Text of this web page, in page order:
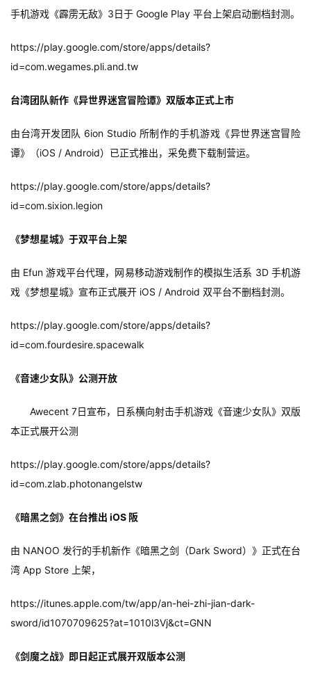
页
茶
原
戏
业
手
游
单
游
戏
休
游
戏
2
0
5
手机游戏《霹雳无敌》3日于 Google Play 平台上架启动删档封测。
https://play.google.com/store/apps/details?
id=com.wegames.pli.and.tw
台湾团队新作《异世界迷宫冒险谭》双版本正式上市
由台湾开发团队 6ion Studio 所制作的手机游戏《异世界迷宫冒险
谭》（iOS / Android）已正式推出，采免费下载制营运。
https://play.google.com/store/apps/details?
id=com.sixion.legion
《梦想星城》于双平台上架
由 Efun 游戏平台代理，网易移动游戏制作的模拟生活系 3D 手机游
戏《梦想星城》宣布正式展开 iOS / Android 双平台不删档封测。
https://play.google.com/store/apps/details?
id=com.fourdesire.spacewalk
《音速少女队》公测开放
Awecent 7日宣布，日系横向射击手机游戏《音速少女队》双版
本正式展开公测
https://play.google.com/store/apps/details?
id=com.zlab.photonangelstw
《暗黑之剑》在台推出 iOS 阪
由 NANOO 发行的手机新作《暗黑之剑（Dark Sword）》正式在台
湾 App Store 上架，
https://itunes.apple.com/tw/app/an-hei-zhi-jian-dark-
sword/id1070709625?at=1010l3Vj&ct=GNN
《剑魔之战》即日起正式展开双版本公测